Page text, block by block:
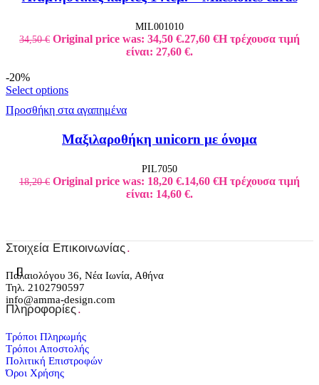
MIL001010
34,50€ Original price was: 34,50 €.27,60 €Η τρέχουσα τιμή
είναι: 27,60 €.
-20%
Select options
Προσθήκη στα αγαπημένα
Μαξιλαροθήκη unicorn με όνομα
PIL7050
18,20€ Original price was: 18,20 €.14,60 €Η τρέχουσα τιμή
είναι: 14,60 €.
Στοιχεία Επικοινωνίας.
Παλαιολόγου 36, Νέα Ιωνία, Αθήνα
Τηλ. 2102790597
info@amma-design.com
Πληροφορίες.
Τρόποι Πληρωμής
Τρόποι Αποστολής
Πολιτική Επιστροφών
Όροι Χρήσης